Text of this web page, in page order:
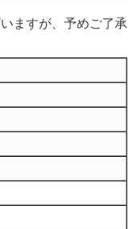
ますが、予めご了承